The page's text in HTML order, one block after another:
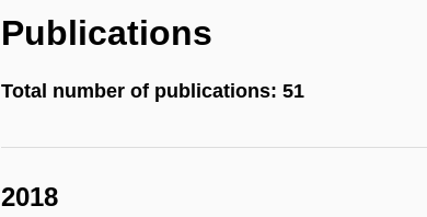
Publications
Total number of publications: 51
2018